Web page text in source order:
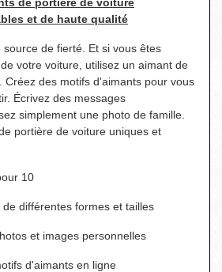
et de haute qualité
de fierté. Et si vous êtes
votre voiture, utilisez un aimant de
Créez des motifs d'aimants pour vous
Écrivez des messages
simplement une photo de famille.
portière de voiture uniques et
10
différentes formes et tailles
et images personnelles
d'aimants en ligne